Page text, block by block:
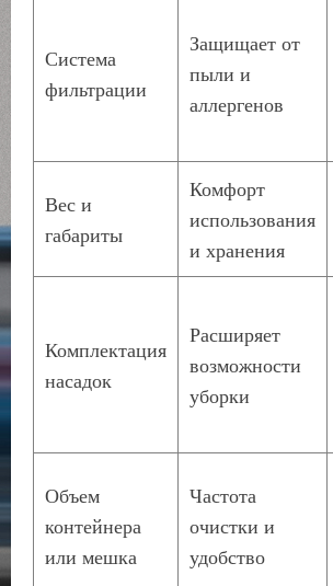
Система
фильтрации
Защищает от
пыли и
аллергенов
Вес и
габариты
Комфорт
использования
и хранения
Комплектация
насадок
Расширяет
возможности
уборки
Объем
контейнера
или мешка
Частота
очистки и
удобство